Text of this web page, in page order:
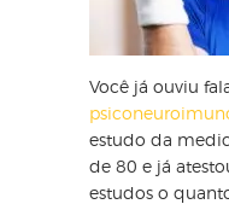
Você já ouviu
estudo da
de 80 e já
estudos o